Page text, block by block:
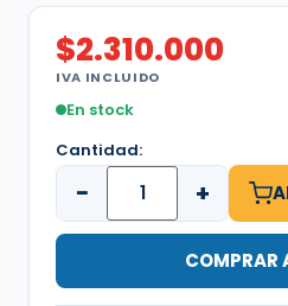
$2.310.000
IVA INCLUIDO
En stock
Cantidad:
− +
COMPRAR